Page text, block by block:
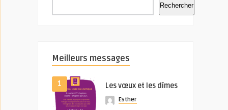
Rechercher
Meilleurs messages
1 Les vœux et les dîmes
Esther